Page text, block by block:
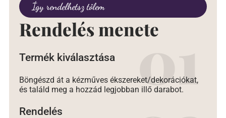
Így rendelhetsz tőlem
Rendelés menete
Termék kiválasztása
Böngészd át a kézműves ékszereket/dekorációkat,
és találd meg a hozzád legjobban illő darabot.
Rendelés